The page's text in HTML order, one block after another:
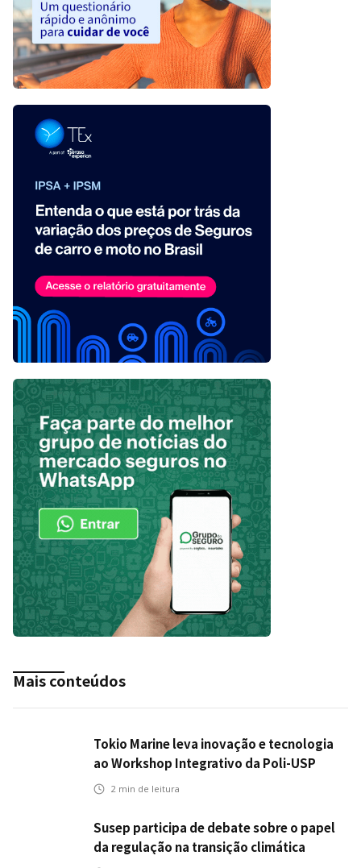
Mais conteúdos
Tokio Marine leva inovação e tecnologia
ao Workshop Integrativo da Poli-USP
2 min de leitura
Susep participa de debate sobre o papel
da regulação na transição climática